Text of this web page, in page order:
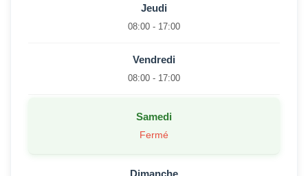
Jeudi
08:00 - 17:00
Vendredi
08:00 - 17:00
Samedi
Fermé